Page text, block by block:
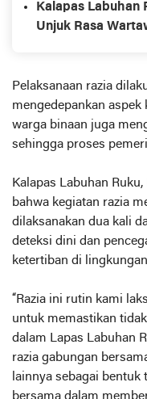
Kalapas Labuhan
Unjuk Rasa
Pelaksanaan razia
mengedepankan aspek
warga binaan juga
sehingga proses
Kalapas Labuhan
bahwa kegiatan razia
dilaksanakan dua kali
deteksi dini dan
ketertiban di
“Razia ini rutin kami
untuk memastikan
dalam Lapas Labuhan
razia gabungan
lainnya sebagai